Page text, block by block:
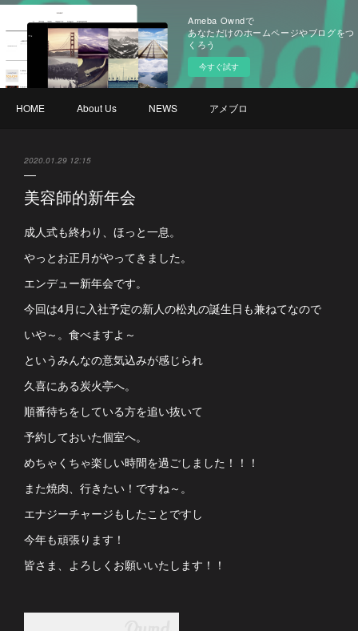
Ameba Owndで
あなただけのホームページやブログをつ
くろう
今すぐ試す
HOME About Us NEWS アメブロ
2020.01.29 12:15
美容師的新年会
成人式も終わり、ほっと一息。
やっとお正月がやってきました。
エンデュー新年会です。
今回は4月に入社予定の新人の松丸の誕生日も兼ねてなので
いや～。食べますよ～
というみんなの意気込みが感じられ
久喜にある炭火亭へ。
順番待ちをしている方を追い抜いて
予約しておいた個室へ。
めちゃくちゃ楽しい時間を過ごしました！！！
また焼肉、行きたい！ですね～。
エナジーチャージもしたことですし
今年も頑張ります！
皆さま、よろしくお願いいたします！！